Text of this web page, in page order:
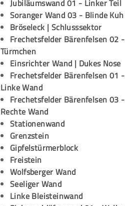
Jubiläumswand 01 - Linker Teil
Soranger Wand 03 - Blinde Kuh
Bröseleck | Schlusssektor
Frechetsfelder Bärenfelsen 02 -
Türmchen
Einsrichter Wand | Dukes Nose
Frechetsfelder Bärenfelsen 01 -
Linke Wand
Frechetsfelder Bärenfelsen 03 -
Rechte Wand
Stationenwand
Grenzstein
Gipfelstürmerblock
Freistein
Wolfsberger Wand
Seeliger Wand
Linke Bleisteinwand